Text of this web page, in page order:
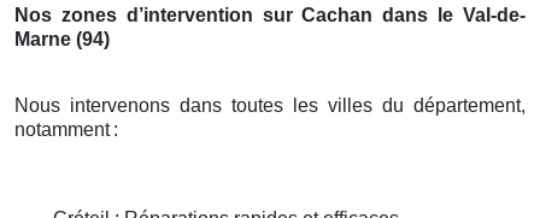
Nos zones d’intervention sur Cachan dans le Val-de-
Marne (94)
Nous intervenons dans toutes les villes du département,
notamment :